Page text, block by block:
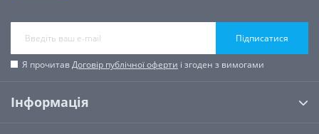
Підписатися
Я прочитавДоговір публічної оферти і згоден з вимогами
Інформація